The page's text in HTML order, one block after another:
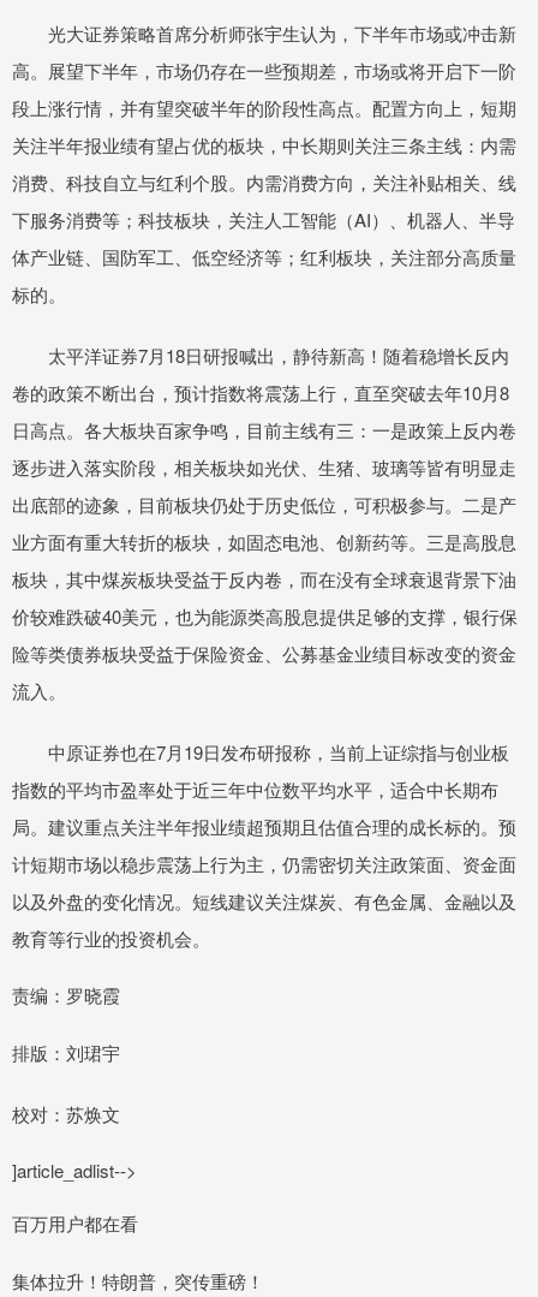
光大证券策略首席分析师张宇生认为，下半年市场或冲击新
高。展望下半年，市场仍存在一些预期差，市场或将开启下一阶
段上涨行情，并有望突破半年的阶段性高点。配置方向上，短期
关注半年报业绩有望占优的板块，中长期则关注三条主线：内需
消费、科技自立与红利个股。内需消费方向，关注补贴相关、线
下服务消费等；科技板块，关注人工智能（AI）、机器人、半导
体产业链、国防军工、低空经济等；红利板块，关注部分高质量
标的。
太平洋证券7月18日研报喊出，静待新高！随着稳增长反内
卷的政策不断出台，预计指数将震荡上行，直至突破去年10月8
日高点。各大板块百家争鸣，目前主线有三：一是政策上反内卷
逐步进入落实阶段，相关板块如光伏、生猪、玻璃等皆有明显走
出底部的迹象，目前板块仍处于历史低位，可积极参与。二是产
业方面有重大转折的板块，如固态电池、创新药等。三是高股息
板块，其中煤炭板块受益于反内卷，而在没有全球衰退背景下油
价较难跌破40美元，也为能源类高股息提供足够的支撑，银行保
险等类债券板块受益于保险资金、公募基金业绩目标改变的资金
流入。
中原证券也在7月19日发布研报称，当前上证综指与创业板
指数的平均市盈率处于近三年中位数平均水平，适合中长期布
局。建议重点关注半年报业绩超预期且估值合理的成长标的。预
计短期市场以稳步震荡上行为主，仍需密切关注政策面、资金面
以及外盘的变化情况。短线建议关注煤炭、有色金属、金融以及
教育等行业的投资机会。
责编：罗晓霞
排版：刘珺宇
校对：苏焕文
]article_adlist-->
百万用户都在看
集体拉升！特朗普，突传重磅！